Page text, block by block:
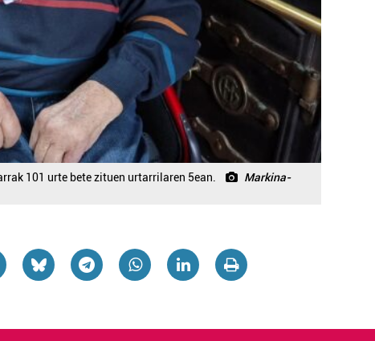
101 urte bete zituen urtarrilaren 5ean.
Markina-